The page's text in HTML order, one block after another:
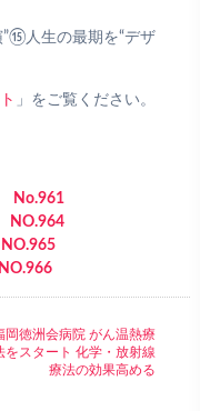
人生の最期を“デザ
」をご覧ください。
No.961
NO.964
岡徳洲会病院 がん温熱療
をスタート 化学・放射線
療法の効果高める